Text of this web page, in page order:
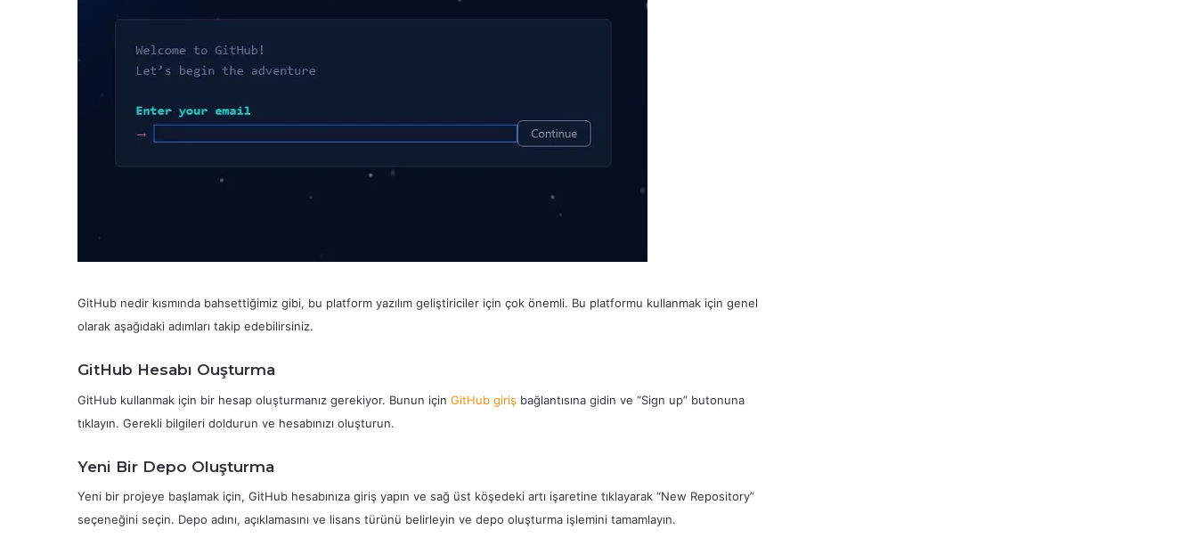
GitHub nedir kısmında bahsettiğimiz gibi, bu platform yazılım geliştiriciler için çok önemli. Bu platformu kullanmak için genel
olarak aşağıdaki adımları takip edebilirsiniz.
GitHub Hesabı Ouşturma
GitHub kullanmak için bir hesap oluşturmanız gerekiyor. Bunun için GitHub giriş bağlantısına gidin ve “Sign up” butonuna
tıklayın. Gerekli bilgileri doldurun ve hesabınızı oluşturun.
Yeni Bir Depo Oluşturma
Yeni bir projeye başlamak için, GitHub hesabınıza giriş yapın ve sağ üst köşedeki artı işaretine tıklayarak “New Repository”
seçeneğini seçin. Depo adını, açıklamasını ve lisans türünü belirleyin ve depo oluşturma işlemini tamamlayın.